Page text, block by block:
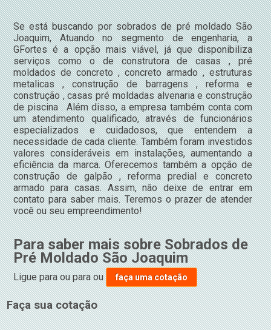
Se está buscando por sobrados de pré moldado São
Joaquim, Atuando no segmento de engenharia, a
GFortes é a opção mais viável, já que disponibiliza
serviços como o de construtora de casas , pré
moldados de concreto , concreto armado , estruturas
metalicas , construção de barragens , reforma e
construção , casas pré moldadas alvenaria e construção
de piscina . Além disso, a empresa também conta com
um atendimento qualificado, através de funcionários
especializados e cuidadosos, que entendem a
necessidade de cada cliente. Também foram investidos
valores consideráveis em instalações, aumentando a
eficiência da marca. Oferecemos também a opção de
construção de galpão , reforma predial e concreto
armado para casas. Assim, não deixe de entrar em
contato para saber mais. Teremos o prazer de atender
você ou seu empreendimento!
Para saber mais sobre Sobrados de
Pré Moldado São Joaquim
Ligue paraou paraou faça uma cotação
Faça sua cotação